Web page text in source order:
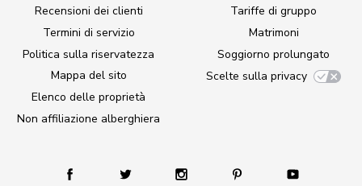
Recensioni dei clienti
Termini di servizio
Politica sulla riservatezza
Mappa del sito
Elenco delle proprietà
Non affiliazione alberghiera
Tariffe di gruppo
Matrimoni
Soggiorno prolungato
Scelte sulla privacy